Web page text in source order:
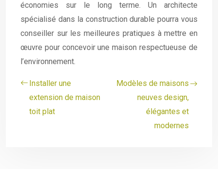
économies sur le long terme. Un architecte
spécialisé dans la construction durable pourra vous
conseiller sur les meilleures pratiques à mettre en
œuvre pour concevoir une maison respectueuse de
l’environnement.
Installer une
extension de maison
toit plat
Modèles de maisons
neuves design,
élégantes et
modernes